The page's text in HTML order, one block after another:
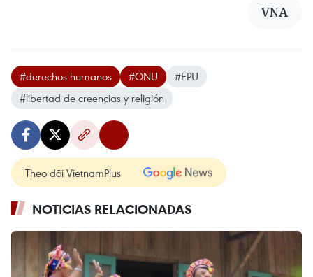
VNA
#derechos humanos #ONU
#EPU
#libertad de creencias y religión
Theo dõi VietnamPlus
NOTICIAS RELACIONADAS